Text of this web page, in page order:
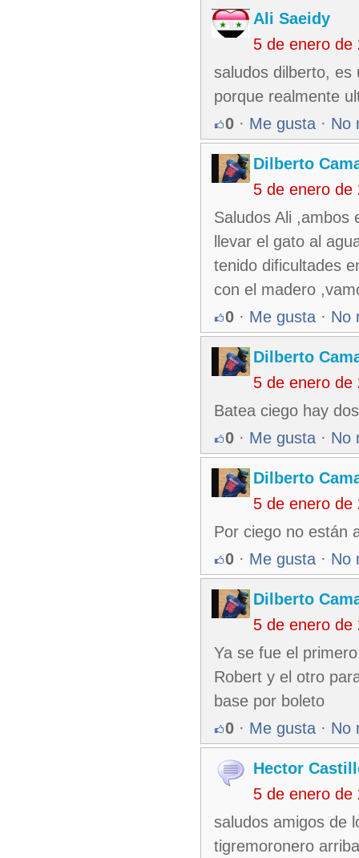
Ali Saeidy
5 de enero de
saludos dilberto, es
porque realmente
0 · Me gusta · No
Dilberto
5 de enero de
Saludos Ali ,ambos
llevar el gato al
tenido dificultades
con el madero
0 · Me gusta · No
Dilberto
5 de enero de
Batea ciego hay
0 · Me gusta · No
Dilberto
5 de enero de
Por ciego no están
0 · Me gusta · No
Dilberto
5 de enero de
Ya se fue el
Robert y el otro
base por boleto
0 · Me gusta · No
Hector
5 de enero de
saludos amigos de
tigremoronero